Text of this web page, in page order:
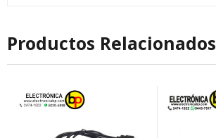
Productos Relacionados